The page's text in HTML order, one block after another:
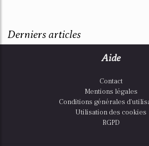
Derniers articles
Aide
Contact
Mentions légales
Conditions générales
Utilisation des cookies
RGPD